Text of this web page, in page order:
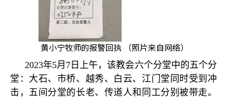
黄小宁牧师的报警回执 （照片来自网络）
2023年5月 7 日上午，该教会六个分堂中的五个分
堂：大石、市桥、越秀、白云、江门堂同时受到冲
击，五间分堂的长老、传道人和同工分别被带走。